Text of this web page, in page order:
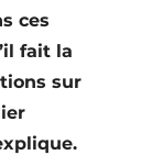
ces
fait la
sur